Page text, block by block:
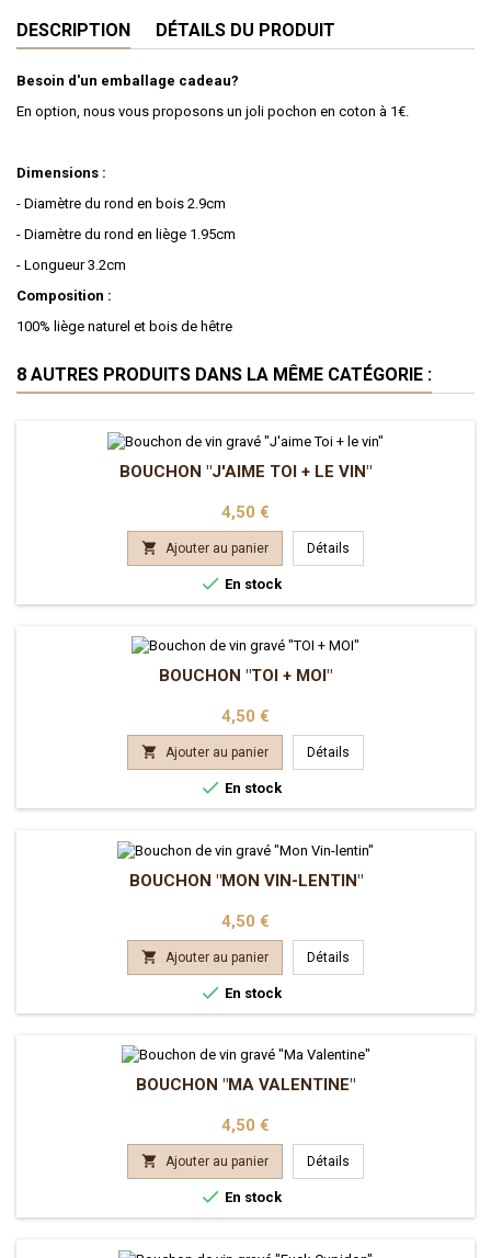
DESCRIPTION DÉTAILS DU PRODUIT
Besoin d'un emballage cadeau?
En option, nous vous proposons un joli pochon en coton à 1€.
Dimensions :
- Diamètre du rond en bois 2.9cm
- Diamètre du rond en liège 1.95cm
- Longueur 3.2cm
Composition :
100% liège naturel et bois de hêtre
8 AUTRES PRODUITS DANS LA MÊME CATÉGORIE :
BOUCHON "J'AIME TOI + LE VIN"
Prix
4,50 €
 Ajouter au panier Détails
 En stock
BOUCHON "TOI + MOI"
Prix
4,50 €
 Ajouter au panier Détails
 En stock
BOUCHON "MON VIN-LENTIN"
Prix
4,50 €
 Ajouter au panier Détails
 En stock
BOUCHON "MA VALENTINE"
Prix
4,50 €
 Ajouter au panier Détails
 En stock